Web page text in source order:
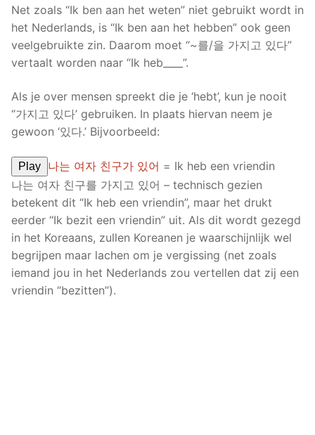
Net zoals “Ik ben aan het weten” niet gebruikt wordt in
het Nederlands, is “Ik ben aan het hebben” ook geen
veelgebruikte zin. Daarom moet “~를/을 가지고 있다”
vertaalt worden naar “Ik heb____”.
Als je over mensen spreekt die je ‘hebt’, kun je nooit
“가지고 있다’ gebruiken. In plaats hiervan neem je
gewoon ‘있다.’ Bijvoorbeeld:
Play 나는 여자 친구가 있어 = Ik heb een vriendin
나는 여자 친구를 가지고 있어 – technisch gezien
betekent dit “Ik heb een vriendin”, maar het drukt
eerder “Ik bezit een vriendin” uit. Als dit wordt gezegd
in het Koreaans, zullen Koreanen je waarschijnlijk wel
begrijpen maar lachen om je vergissing (net zoals
iemand jou in het Nederlands zou vertellen dat zij een
vriendin “bezitten”).